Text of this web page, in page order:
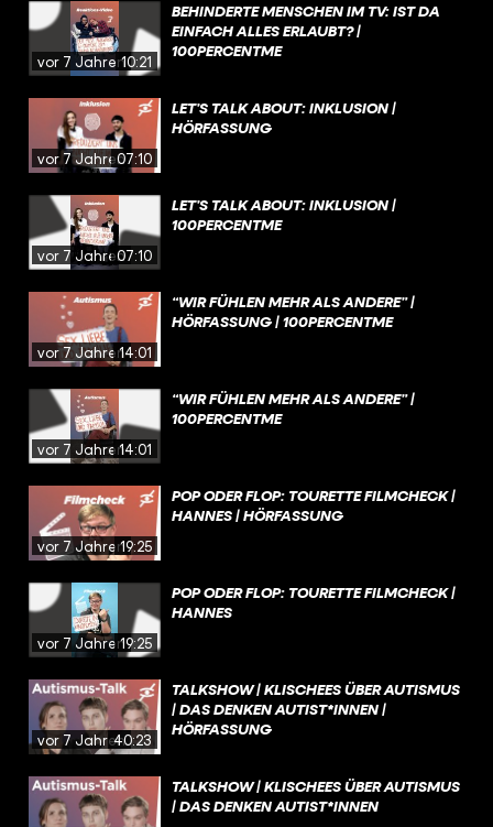
vor 7 Jahren10:21
BEHINDERTE MENSCHEN IM TV: IST DA
EINFACH ALLES ERLAUBT? |
100PERCENTME
vor 7 Jahren07:10
LET’S TALK ABOUT: INKLUSION |
HÖRFASSUNG
vor 7 Jahren07:10
LET’S TALK ABOUT: INKLUSION |
100PERCENTME
vor 7 Jahren14:01
“WIR FÜHLEN MEHR ALS ANDERE” |
HÖRFASSUNG | 100PERCENTME
vor 7 Jahren14:01
“WIR FÜHLEN MEHR ALS ANDERE” |
100PERCENTME
vor 7 Jahren19:25
POP ODER FLOP: TOURETTE FILMCHECK |
HANNES | HÖRFASSUNG
vor 7 Jahren19:25
POP ODER FLOP: TOURETTE FILMCHECK |
HANNES
vor 7 Jahren40:23
TALKSHOW | KLISCHEES ÜBER AUTISMUS
| DAS DENKEN AUTIST*INNEN |
HÖRFASSUNG
TALKSHOW | KLISCHEES ÜBER AUTISMUS
| DAS DENKEN AUTIST*INNEN